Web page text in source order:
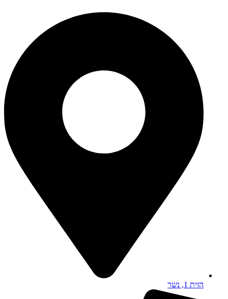
הזית 1, נשר